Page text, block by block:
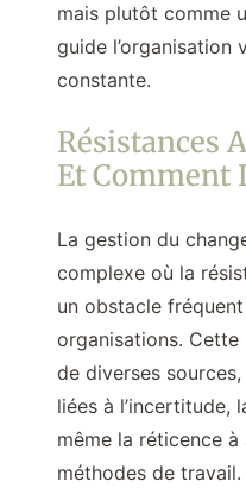
mais plutôt comme
guide l’organisation
constante.
Résistances
Et Comment
La gestion du
complexe où la
un obstacle
organisations.
de diverses
liées à l’incertitude,
même la réticence
méthodes de